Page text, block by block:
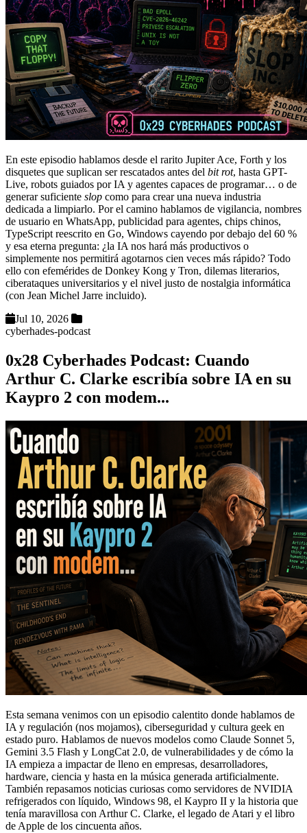
En este episodio hablamos desde el rarito Jupiter Ace, Forth y los
disquetes que suplican ser rescatados antes del bit rot, hasta GPT-
Live, robots guiados por IA y agentes capaces de programar… o de
generar suficiente slop como para crear una nueva industria
dedicada a limpiarlo. Por el camino hablamos de vigilancia, nombres
de usuario en WhatsApp, publicidad para agentes, chips chinos,
TypeScript reescrito en Go, Windows cayendo por debajo del 60 %
y esa eterna pregunta: ¿la IA nos hará más productivos o
simplemente nos permitirá agotarnos cien veces más rápido? Todo
ello con efemérides de Donkey Kong y Tron, dilemas literarios,
ciberataques universitarios y el nivel justo de nostalgia informática
(con Jean Michel Jarre incluido).
Jul 10, 2026
cyberhades-podcast
0x28 Cyberhades Podcast: Cuando
Arthur C. Clarke escribía sobre IA en su
Kaypro 2 con modem...
Esta semana venimos con un episodio calentito donde hablamos de
IA y regulación (nos mojamos), ciberseguridad y cultura geek en
estado puro. Hablamos de nuevos modelos como Claude Sonnet 5,
Gemini 3.5 Flash y LongCat 2.0, de vulnerabilidades y de cómo la
IA empieza a impactar de lleno en empresas, desarrolladores,
hardware, ciencia y hasta en la música generada artificialmente.
También repasamos noticias curiosas como servidores de NVIDIA
refrigerados con líquido, Windows 98, el Kaypro II y la historia que
tenía maravillosa con Arthur C. Clarke, el legado de Atari y el libro
de Apple de los cincuenta años.